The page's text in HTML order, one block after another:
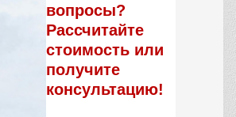
вопросы?
Рассчитайте
стоимость или
получите
консультацию!